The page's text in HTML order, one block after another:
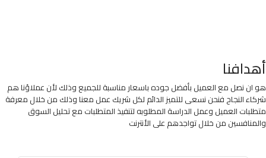
أهدافنا
هو ان نصل مع العميل بأفضل جوده باسعار مناسبة للجميع وذلك لأن عملاؤنا هم
شركاء النجاح فنحن نسعى للتميز الدائم لكل شريك عمل معنا وذلك من خلال معرفة
متطلبات العميل وعمل الدراسة المطلوبه لتنفيذ المتطلبات مع تحليل السوق
والمنافسين من خلال تواجدهم على الأنترنت